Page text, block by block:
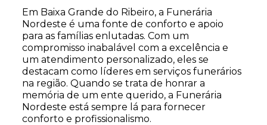
Em Baixa Grande do Ribeiro, a Funerária
Nordeste é uma fonte de conforto e apoio
para as famílias enlutadas. Com um
compromisso inabalável com a excelência e
um atendimento personalizado, eles se
destacam como líderes em serviços funerários
na região. Quando se trata de honrar a
memória de um ente querido, a Funerária
Nordeste está sempre lá para fornecer
conforto e profissionalismo.